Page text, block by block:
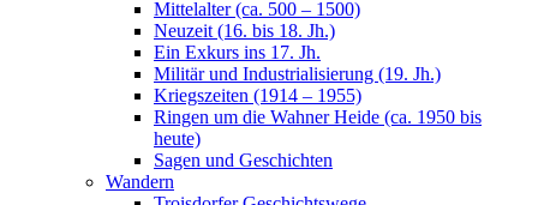
Mittelalter (ca. 500 – 1500)
Neuzeit (16. bis 18. Jh.)
Ein Exkurs ins 17. Jh.
Militär und Industrialisierung (19. Jh.)
Kriegszeiten (1914 – 1955)
Ringen um die Wahner Heide (ca. 1950 bis
heute)
Sagen und Geschichten
Wandern